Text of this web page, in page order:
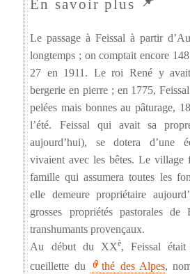
Le passage à Feissal à partir
longtemps ; on comptait encore
27 en 1911. Le roi René y
bergerie en pierre ; en 1775,
pelées mais bonnes au pâturage,
l’été. Feissal qui avait sa
aujourd’hui), se dotera d’une
vivaient avec les bêtes. Le village
famille qui assumera toutes les
elle demeure propriétaire
grosses propriétés pastorales
transhumants provençaux.
Au début du XXè, Feissal était
cueillette du
thé des Alpes,